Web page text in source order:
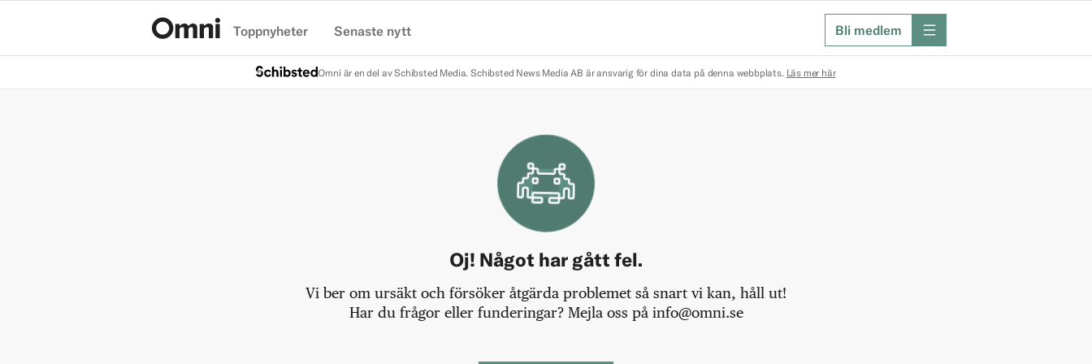
Toppnyheter Senaste nytt Bli medlem meny
Omni är en del av Schibsted Media. Schibsted News Media AB är ansvarig för dina data på denna webbplats. Läs mer här
Oj! Något har gått fel.
Vi ber om ursäkt och försöker åtgärda problemet så snart vi kan, håll ut!
Har du frågor eller funderingar? Mejla oss på info@omni.se